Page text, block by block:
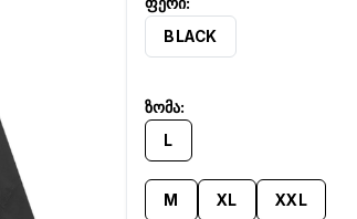
BLACK
L
M XL XXL